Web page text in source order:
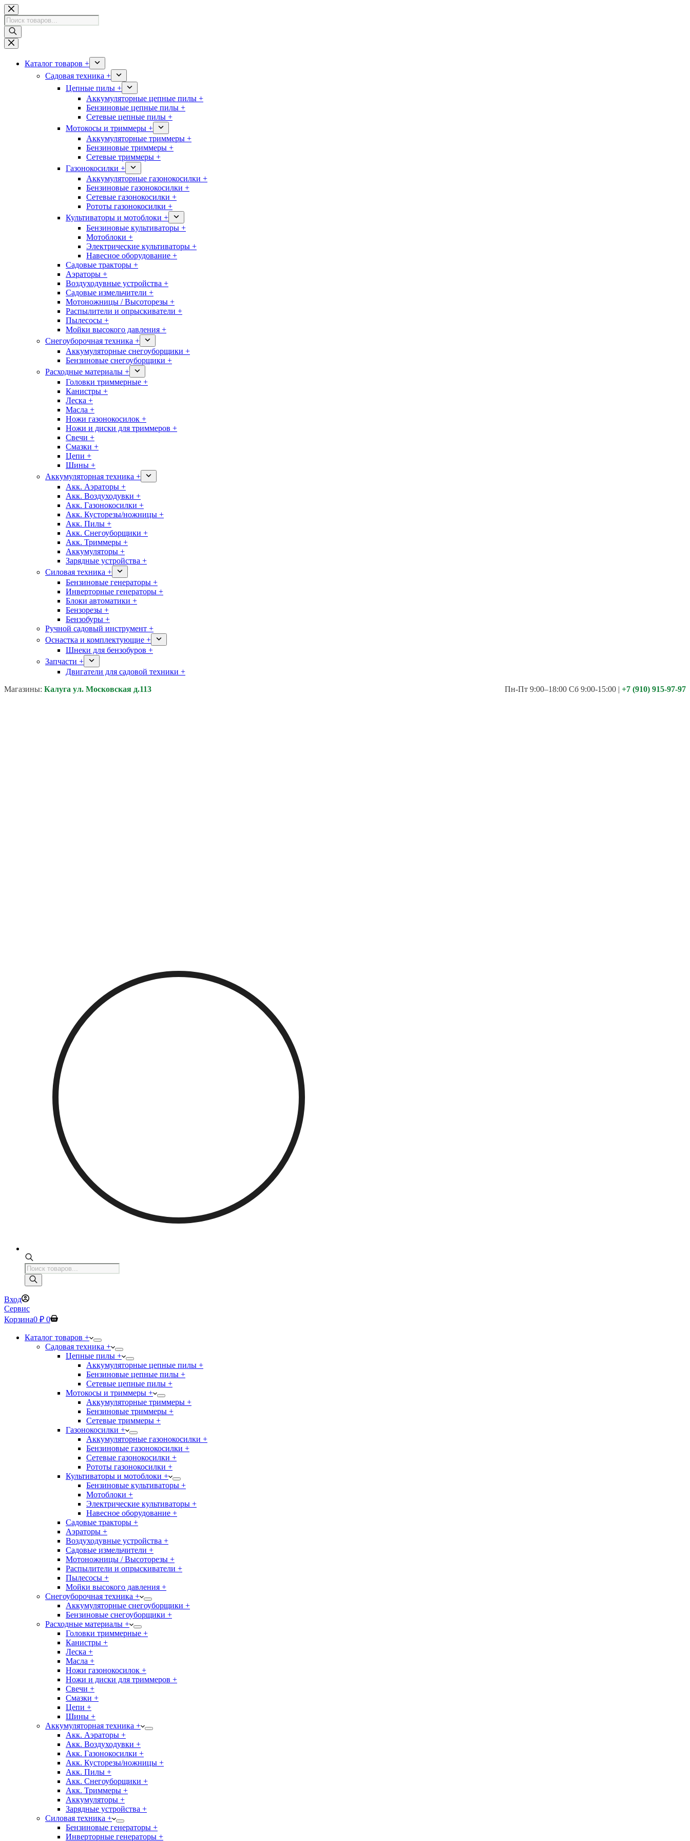
Перейти
к
сути
Поиск
товаров
Каталог товаров +
Садовая техника +
Цепные пилы +
Аккумуляторные цепные пилы +
Бензиновые цепные пилы +
Сетевые цепные пилы +
Мотокосы и триммеры +
Аккумуляторные триммеры +
Бензиновые триммеры +
Сетевые триммеры +
Газонокосилки +
Аккумуляторные газонокосилки +
Бензиновые газонокосилки +
Сетевые газонокосилки +
Рототы газонокосилки +
Культиваторы и мотоблоки +
Бензиновые культиваторы +
Мотоблоки +
Электрические культиваторы +
Навесное оборудование +
Садовые тракторы +
Аэраторы +
Воздуходувные устройства +
Садовые измельчители +
Мотоножницы / Высоторезы +
Распылители и опрыскиватели +
Пылесосы +
Мойки высокого давления +
Снегоуборочная техника +
Аккумуляторные снегоуборщики +
Бензиновые снегоуборщики +
Расходные материалы +
Головки триммерные +
Канистры +
Леска +
Масла +
Ножи газонокосилок +
Ножи и диски для триммеров +
Свечи +
Смазки +
Цепи +
Шины +
Аккумуляторная техника +
Акк. Аэраторы +
Акк. Воздуходувки +
Акк. Газонокосилки +
Акк. Кусторезы/ножницы +
Акк. Пилы +
Акк. Снегоуборщики +
Акк. Триммеры +
Аккумуляторы +
Зарядные устройства +
Силовая техника +
Бензиновые генераторы +
Инверторные генераторы +
Блоки автоматики +
Бензорезы +
Бензобуры +
Ручной садовый инструмент +
Оснастка и комплектующие +
Шнеки для бензобуров +
Запчасти +
Двигатели для садовой техники +
Магазины: Калуга ул. Московская д.113 Пн-Пт 9:00–18:00 Сб 9:00-15:00 | +7 (910) 915-97-97
Поиск
товаров
Вход
Сервис
Корзина0 ₽ 0
Каталог товаров +
Садовая техника +
Цепные пилы +
Аккумуляторные цепные пилы +
Бензиновые цепные пилы +
Сетевые цепные пилы +
Мотокосы и триммеры +
Аккумуляторные триммеры +
Бензиновые триммеры +
Сетевые триммеры +
Газонокосилки +
Аккумуляторные газонокосилки +
Бензиновые газонокосилки +
Сетевые газонокосилки +
Рототы газонокосилки +
Культиваторы и мотоблоки +
Бензиновые культиваторы +
Мотоблоки +
Электрические культиваторы +
Навесное оборудование +
Садовые тракторы +
Аэраторы +
Воздуходувные устройства +
Садовые измельчители +
Мотоножницы / Высоторезы +
Распылители и опрыскиватели +
Пылесосы +
Мойки высокого давления +
Снегоуборочная техника +
Аккумуляторные снегоуборщики +
Бензиновые снегоуборщики +
Расходные материалы +
Головки триммерные +
Канистры +
Леска +
Масла +
Ножи газонокосилок +
Ножи и диски для триммеров +
Свечи +
Смазки +
Цепи +
Шины +
Аккумуляторная техника +
Акк. Аэраторы +
Акк. Воздуходувки +
Акк. Газонокосилки +
Акк. Кусторезы/ножницы +
Акк. Пилы +
Акк. Снегоуборщики +
Акк. Триммеры +
Аккумуляторы +
Зарядные устройства +
Силовая техника +
Бензиновые генераторы +
Инверторные генераторы +